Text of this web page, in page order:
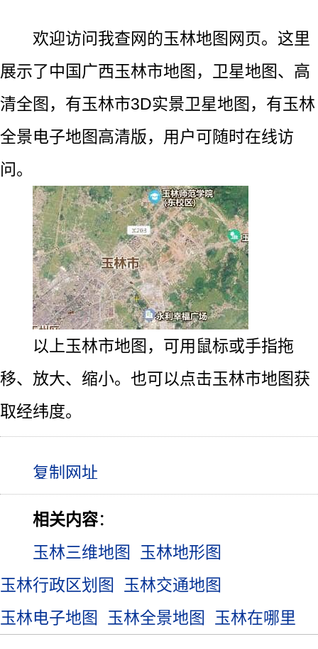
欢迎访问我查网的玉林地图网页。这里
展示了中国广西玉林市地图，卫星地图、高
清全图，有玉林市3D实景卫星地图，有玉林
全景电子地图高清版，用户可随时在线访
问。
以上玉林市地图，可用鼠标或手指拖
移、放大、缩小。也可以点击玉林市地图获
取经纬度。
相关内容：
玉林三维地图
玉林地形图
玉林行政区划图
玉林交通地图
玉林电子地图
玉林全景地图 玉林在哪里